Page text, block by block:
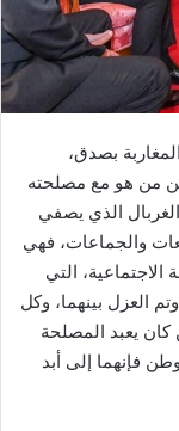
بصدق،
من هو مع مصلحته
الذي يصفي
والجماعات، فهي
الاجتماعية، التي
العزل بينهما، وكل
كان يعبد المصلحة
فإنهما إلى أبد